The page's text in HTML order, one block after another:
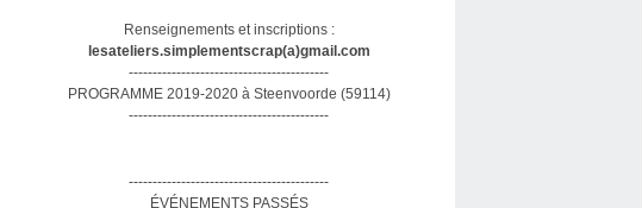
Renseignements et inscriptions :
lesateliers.simplementscrap(a)gmail.com
------------------------------------------
PROGRAMME 2019-2020 à Steenvoorde (59114)
------------------------------------------
------------------------------------------
ÉVÉNEMENTS PASSÉS